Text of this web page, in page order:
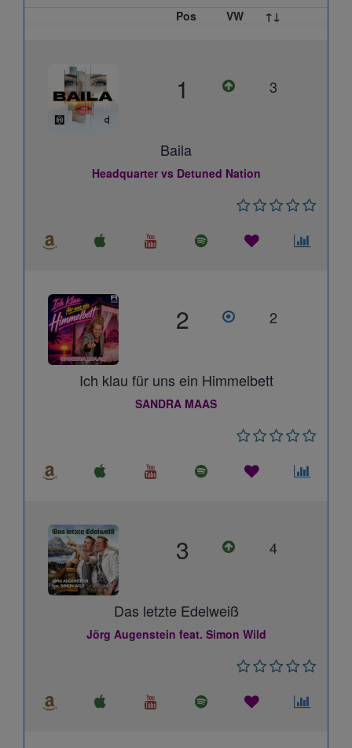
Pos VW ↑↓
1 3
Baila
Headquarter vs Detuned Nation
2 2
Ich klau für uns ein Himmelbett
SANDRA MAAS
3 4
Das letzte Edelweiß
Jörg Augenstein feat. Simon Wild